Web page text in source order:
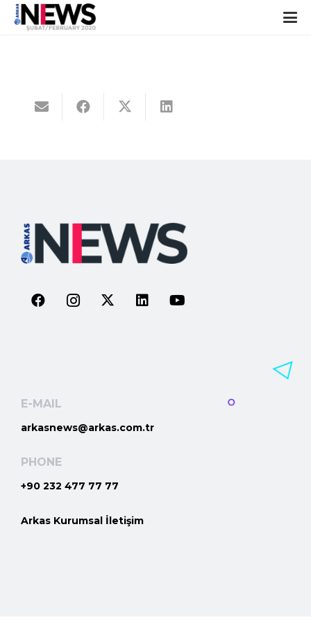
E-MAIL
arkasnews@arkas.com.tr
PHONE
+90 232 477 77 77
Arkas Kurumsal İletişim